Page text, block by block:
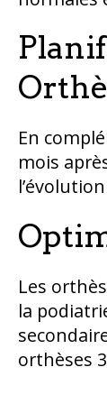
En
mois
Les
la
orthèses